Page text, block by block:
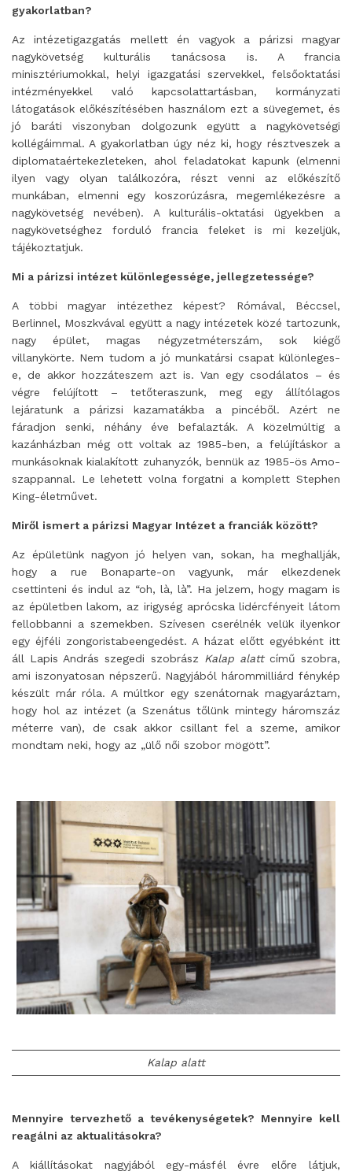
gyakorlatban?
Az intézetigazgatás mellett én vagyok a párizsi magyar
nagykövetség kulturális tanácsosa is. A francia
minisztériumokkal, helyi igazgatási szervekkel, felsőoktatási
intézményekkel való kapcsolattartásban, kormányzati
látogatások előkészítésében használom ezt a süvegemet, és
jó baráti viszonyban dolgozunk együtt a nagykövetségi
kollégáimmal. A gyakorlatban úgy néz ki, hogy résztveszek a
diplomataértekezleteken, ahol feladatokat kapunk (elmenni
ilyen vagy olyan találkozóra, részt venni az előkészítő
munkában, elmenni egy koszorúzásra, megemlékezésre a
nagykövetség nevében). A kulturális-oktatási ügyekben a
nagykövetséghez forduló francia feleket is mi kezeljük,
tájékoztatjuk.
Mi a párizsi intézet különlegessége, jellegzetessége?
A többi magyar intézethez képest? Rómával, Béccsel,
Berlinnel, Moszkvával együtt a nagy intézetek közé tartozunk,
nagy épület, magas négyzetméterszám, sok kiégő
villanykörte. Nem tudom a jó munkatársi csapat különleges-
e, de akkor hozzáteszem azt is. Van egy csodálatos – és
végre felújított – tetőteraszunk, meg egy állítólagos
lejáratunk a párizsi kazamatákba a pincéből. Azért ne
fáradjon senki, néhány éve befalazták. A közelmúltig a
kazánházban még ott voltak az 1985-ben, a felújításkor a
munkásoknak kialakított zuhanyzók, bennük az 1985-ös Amo-
szappannal. Le lehetett volna forgatni a komplett Stephen
King-életművet.
Miről ismert a párizsi Magyar Intézet a franciák között?
Az épületünk nagyon jó helyen van, sokan, ha meghallják,
hogy a rue Bonaparte-on vagyunk, már elkezdenek
csettinteni és indul az “oh, là, là”. Ha jelzem, hogy magam is
az épületben lakom, az irigység aprócska lidércfényeit látom
fellobbanni a szemekben. Szívesen cserélnék velük ilyenkor
egy éjféli zongoristabeengedést. A házat előtt egyébként itt
áll Lapis András szegedi szobrász
Kalap alattcímű szobra,
ami iszonyatosan népszerű. Nagyjából hárommilliárd fénykép
készült már róla. A múltkor egy szenátornak magyaráztam,
hogy hol az intézet (a Szenátus tőlünk mintegy háromszáz
méterre van), de csak akkor csillant fel a szeme, amikor
mondtam neki, hogy az „ülő női szobor mögött”.
Kalap alatt
Mennyire tervezhető a tevékenységetek? Mennyire kell
reagálni az aktualitásokra?
A kiállításokat nagyjából egy-másfél évre előre látjuk,